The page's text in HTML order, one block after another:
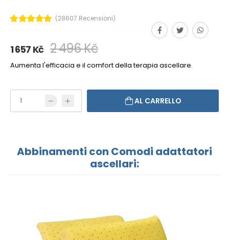
(28607 Recensioni)
1 657 Kč 2 496 Kč
Aumenta l'efficacia e il comfort della terapia ascellare.
AL CARRELLO
Abbinamenti con Comodi adattatori
ascellari: